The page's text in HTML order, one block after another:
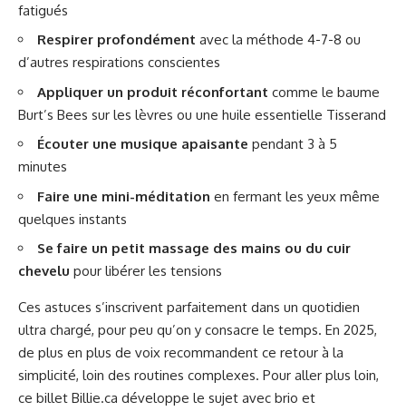
fatigués
Respirer profondément avec la méthode 4-7-8 ou
d’autres respirations conscientes
Appliquer un produit réconfortant comme le baume
Burt’s Bees sur les lèvres ou une huile essentielle Tisserand
Écouter une musique apaisante pendant 3 à 5
minutes
Faire une mini-méditation en fermant les yeux même
quelques instants
Se faire un petit massage des mains ou du cuir
chevelu pour libérer les tensions
Ces astuces s’inscrivent parfaitement dans un quotidien
ultra chargé, pour peu qu’on y consacre le temps. En 2025,
de plus en plus de voix recommandent ce retour à la
simplicité, loin des routines complexes. Pour aller plus loin,
ce billet Billie.ca développe le sujet avec brio et